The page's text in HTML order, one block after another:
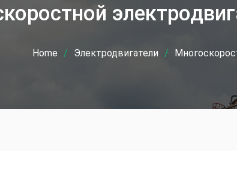
Home Электродвигатели